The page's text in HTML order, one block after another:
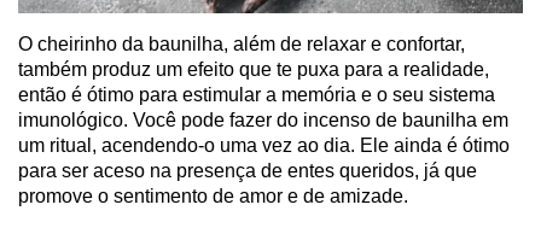
O cheirinho da baunilha, além de relaxar e confortar,
também produz um efeito que te puxa para a realidade,
então é ótimo para estimular a memória e o seu sistema
imunológico. Você pode fazer do incenso de baunilha em
um ritual, acendendo-o uma vez ao dia. Ele ainda é ótimo
para ser aceso na presença de entes queridos, já que
promove o sentimento de amor e de amizade.